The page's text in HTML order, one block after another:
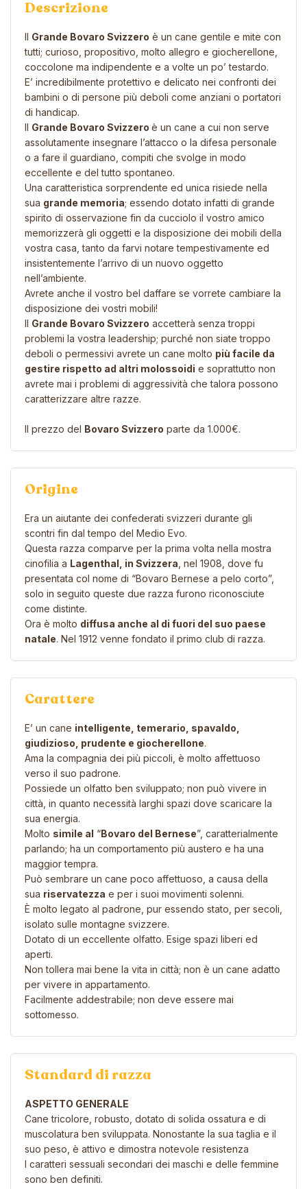
Descrizione
Il Grande Bovaro Svizzero è un cane gentile e mite con
tutti; curioso, propositivo, molto allegro e giocherellone,
coccolone ma indipendente e a volte un po’ testardo.
E’ incredibilmente protettivo e delicato nei confronti dei
bambini o di persone più deboli come anziani o portatori
di handicap.
Il Grande Bovaro Svizzero è un cane a cui non serve
assolutamente insegnare l’attacco o la difesa personale
o a fare il guardiano, compiti che svolge in modo
eccellente e del tutto spontaneo.
Una caratteristica sorprendente ed unica risiede nella
sua grande memoria; essendo dotato infatti di grande
spirito di osservazione fin da cucciolo il vostro amico
memorizzerà gli oggetti e la disposizione dei mobili della
vostra casa, tanto da farvi notare tempestivamente ed
insistentemente l’arrivo di un nuovo oggetto
nell’ambiente.
Avrete anche il vostro bel daffare se vorrete cambiare la
disposizione dei vostri mobili!
Il Grande Bovaro Svizzero accetterà senza troppi
problemi la vostra leadership; purché non siate troppo
deboli o permessivi avrete un cane molto più facile da
gestire rispetto ad altri molossoidi e soprattutto non
avrete mai i problemi di aggressività che talora possono
caratterizzare altre razze.
Il prezzo del Bovaro Svizzero parte da 1.000€.
Origine
Era un aiutante dei confederati svizzeri durante gli
scontri fin dal tempo del Medio Evo.
Questa razza comparve per la prima volta nella mostra
cinofilia a Lagenthal, in Svizzera , nel 1908, dove fu
presentata col nome di “Bovaro Bernese a pelo corto”,
solo in seguito queste due razza furono riconosciute
come distinte.
Ora è molto diffusa anche al di fuori del suo paese
natale. Nel 1912 venne fondato il primo club di razza.
Carattere
E’ un cane intelligente, temerario, spavaldo,
giudizioso, prudente e giocherellone.
Ama la compagnia dei più piccoli, è molto affettuoso
verso il suo padrone.
Possiede un olfatto ben sviluppato; non può vivere in
città, in quanto necessità larghi spazi dove scaricare la
sua energia.
Molto simile al “Bovaro del Bernese”, caratterialmente
parlando; ha un comportamento più austero e ha una
maggior tempra.
Può sembrare un cane poco affettuoso, a causa della
sua riservatezza e per i suoi movimenti solenni.
È molto legato al padrone, pur essendo stato, per secoli,
isolato sulle montagne svizzere.
Dotato di un eccellente olfatto. Esige spazi liberi ed
aperti.
Non tollera mai bene la vita in città; non è un cane adatto
per vivere in appartamento.
Facilmente addestrabile; non deve essere mai
sottomesso.
Standard di razza
ASPETTO GENERALE
Cane tricolore, robusto, dotato di solida ossatura e di
muscolatura ben sviluppata. Nonostante la sua taglia e il
suo peso, è attivo e dimostra notevole resistenza
I caratteri sessuali secondari dei maschi e delle femmine
sono ben definiti.